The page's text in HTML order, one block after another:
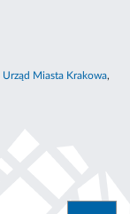
Urząd Miasta Krakowa,